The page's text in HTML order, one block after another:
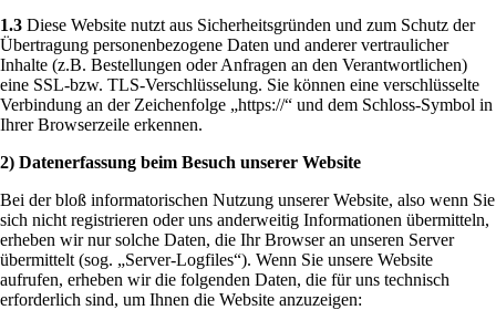
1.3 Diese Website nutzt aus Sicherheitsgründen und zum Schutz der
Übertragung personenbezogene Daten und anderer vertraulicher
Inhalte (z.B. Bestellungen oder Anfragen an den Verantwortlichen)
eine SSL-bzw. TLS-Verschlüsselung. Sie können eine verschlüsselte
Verbindung an der Zeichenfolge „https://“ und dem Schloss-Symbol in
Ihrer Browserzeile erkennen.
2) Datenerfassung beim Besuch unserer Website
Bei der bloß informatorischen Nutzung unserer Website, also wenn Sie
sich nicht registrieren oder uns anderweitig Informationen übermitteln,
erheben wir nur solche Daten, die Ihr Browser an unseren Server
übermittelt (sog. „Server-Logfiles“). Wenn Sie unsere Website
aufrufen, erheben wir die folgenden Daten, die für uns technisch
erforderlich sind, um Ihnen die Website anzuzeigen: